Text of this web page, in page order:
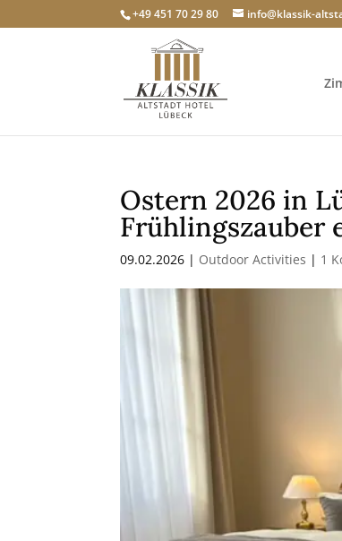
+49 451 70 29 80 info@klassik-
Ostern 2026 in
Frühlingszauber
09.02.2026 | Outdoor Activities | 1